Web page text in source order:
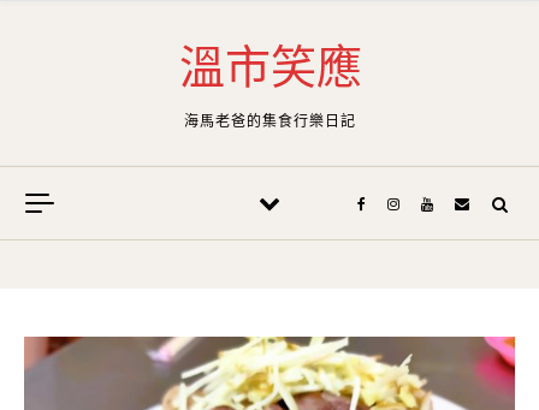
溫市笑應
海馬老爸的集食行樂日記